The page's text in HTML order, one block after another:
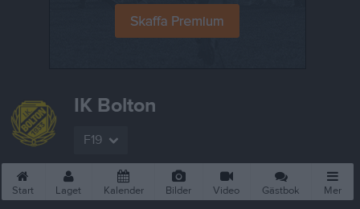
IK Bolton
F19
Start Laget Kalender Bilder Video Gästbok Mer